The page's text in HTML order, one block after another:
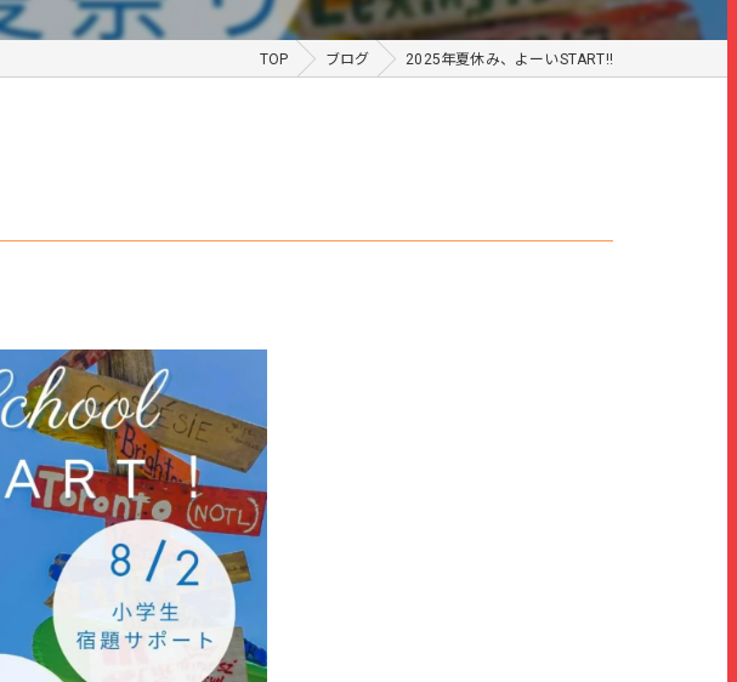
TOP ブログ 2025年夏休み、よーいSTART!!